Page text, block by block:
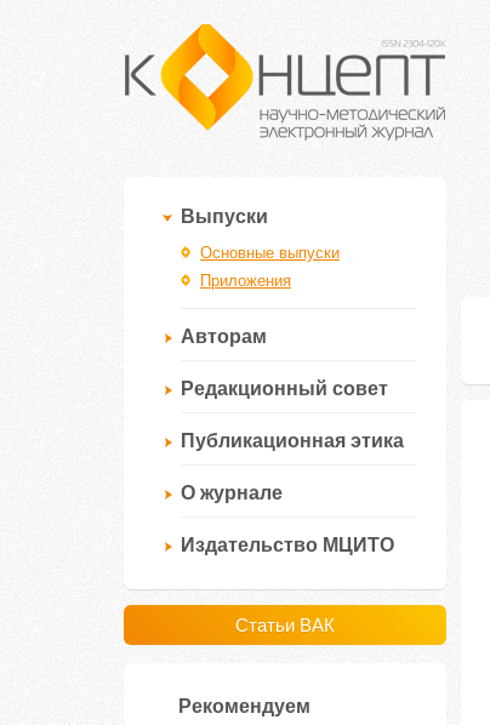
Выпуски
Основные выпуски
Приложения
Авторам
Редакционный совет
Публикационная этика
О журнале
Издательство МЦИТО
Статьи ВАК
Рекомендуем